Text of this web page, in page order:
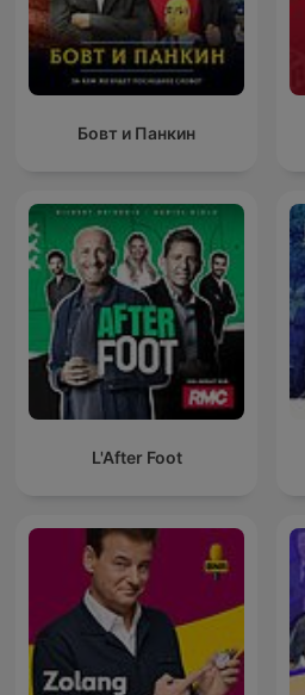
Бовт и Панкин
L'After Foot